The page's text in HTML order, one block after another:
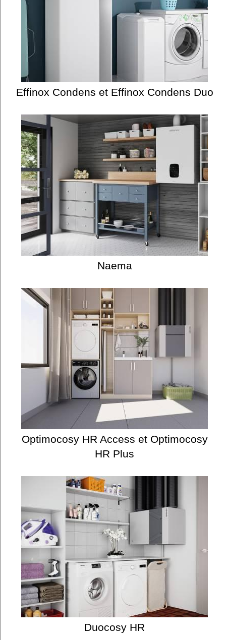
Effinox Condens et Effinox Condens Duo
Naema
Optimocosy HR Access et Optimocosy
HR Plus
Duocosy HR